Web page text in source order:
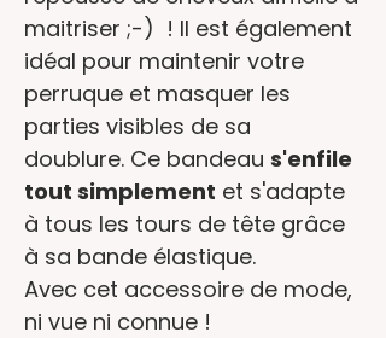
maitriser ;-) ! Il est également
idéal pour maintenir votre
perruque et masquer les
parties visibles de sa
doublure. Ce bandeau s'enfile
tout simplement et s'adapte
à tous les tours de tête grâce
à sa bande élastique.
Avec cet accessoire de mode,
ni vue ni connue !